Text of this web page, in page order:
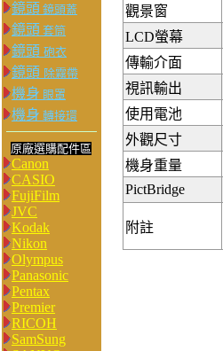
鏡頭 鏡頭蓋
鏡頭 套筒
鏡頭 砲衣
鏡頭 除霧帶
機身 眼罩
機身 轉接環
原廠選購配件區
Canon
CASIO
FujiFilm
JVC
Kodak
Nikon
Olympus
Panasonic
Pentax
Premier
RICOH
SamSung
觀景窗
LCD螢幕
傳輸介面
視訊輸出
使用電池
外觀尺寸
機身重量
PictBridge
附註